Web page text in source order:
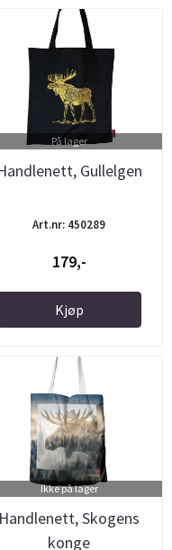
På lager
Gullelgen
Art.nr: 450289
179,-
Kjøp
Ikke på lager
Handlenett, Skogens
konge